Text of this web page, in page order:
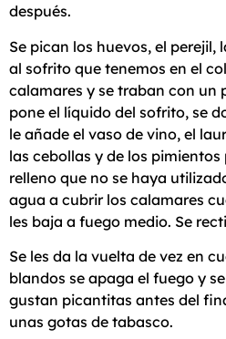
después.
Se pican los huevos, el perejil,
al sofrito que tenemos en el
calamares y se traban con un
pone el líquido del sofrito, se
le añade el vaso de vino, el
las cebollas y de los
relleno que no se haya
agua a cubrir los calamares
les baja a fuego medio. Se
Se les da la vuelta de vez en
blandos se apaga el fuego y
gustan picantitas antes del
unas gotas de tabasco.